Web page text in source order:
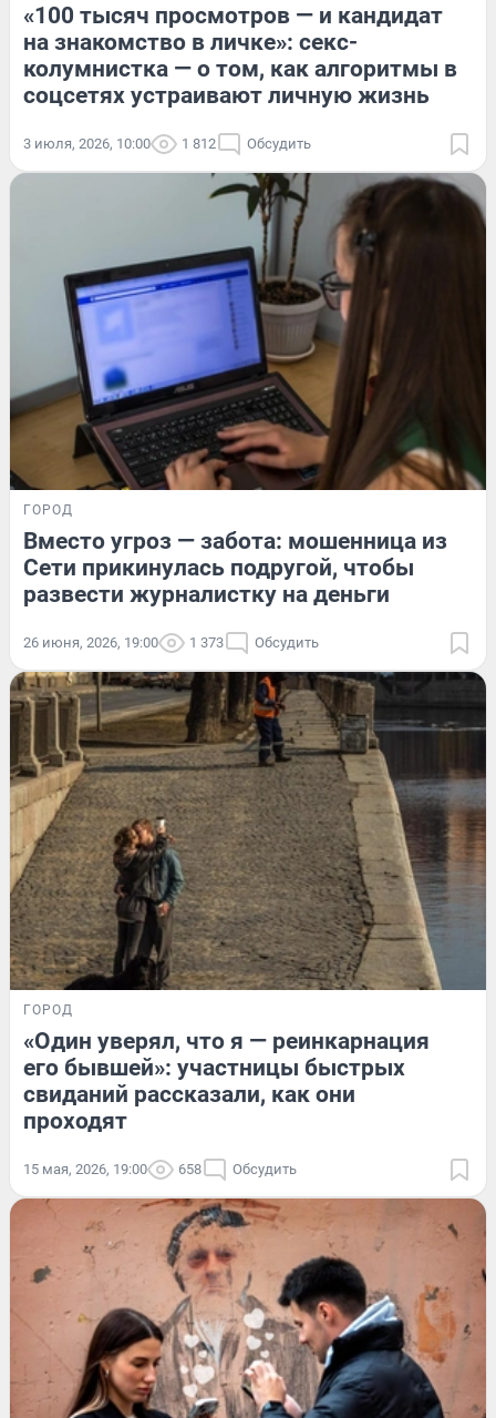
«100 тысяч просмотров — и кандидат
на знакомство в личке»: секс-
колумнистка — о том, как алгоритмы в
соцсетях устраивают личную жизнь
3 июля, 2026, 10:00 1 812 Обсудить
ГОРОД
Вместо угроз — забота: мошенница из
Сети прикинулась подругой, чтобы
развести журналистку на деньги
26 июня, 2026, 19:00 1 373 Обсудить
ГОРОД
«Один уверял, что я — реинкарнация
его бывшей»: участницы быстрых
свиданий рассказали, как они
проходят
15 мая, 2026, 19:00 658 Обсудить